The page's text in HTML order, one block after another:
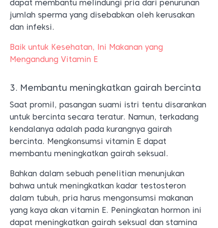
dapat membantu melindungi pria dari penurunan
jumlah sperma yang disebabkan oleh kerusakan
dan infeksi.
Baik untuk Kesehatan, Ini Makanan yang
Mengandung Vitamin E
3. Membantu meningkatkan gairah bercinta
Saat promil, pasangan suami istri tentu disarankan
untuk bercinta secara teratur. Namun, terkadang
kendalanya adalah pada kurangnya gairah
bercinta. Mengkonsumsi vitamin E dapat
membantu meningkatkan gairah seksual.
Bahkan dalam sebuah penelitian menunjukan
bahwa untuk meningkatkan kadar testosteron
dalam tubuh, pria harus mengonsumsi makanan
yang kaya akan vitamin E. Peningkatan hormon ini
dapat meningkatkan gairah seksual dan stamina